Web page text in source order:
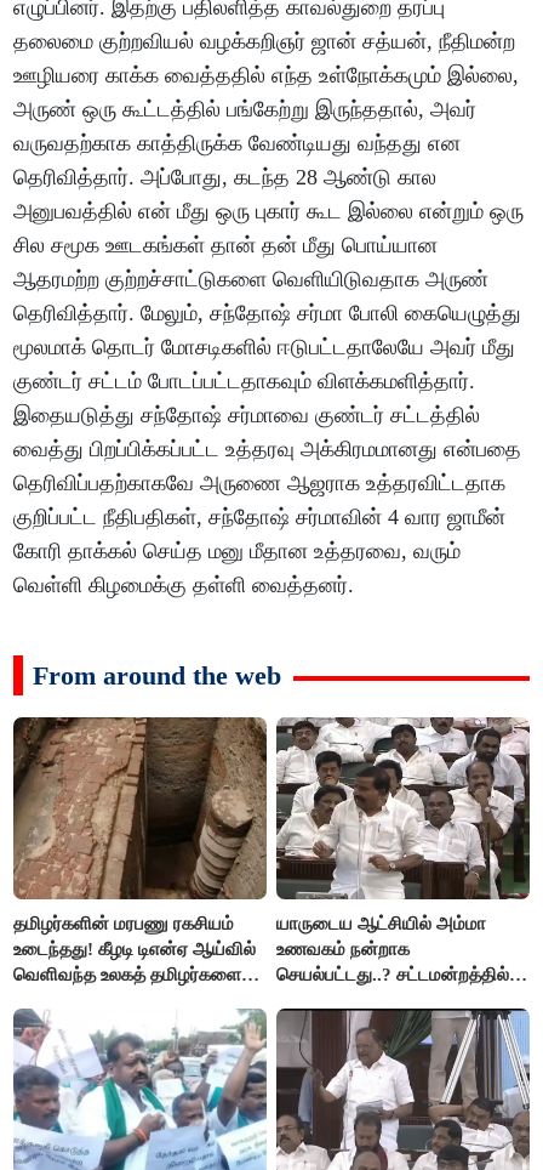
எழுப்பினர். இதற்கு பதிலளித்த காவல்துறை தரப்பு
தலைமை குற்றவியல் வழக்கறிஞர் ஜான் சத்யன், நீதிமன்ற
ஊழியரை காக்க வைத்ததில் எந்த உள்நோக்கமும் இல்லை,
அருண் ஒரு கூட்டத்தில் பங்கேற்று இருந்ததால், அவர்
வருவதற்காக காத்திருக்க வேண்டியது வந்தது என
தெரிவித்தார். அப்போது, கடந்த 28 ஆண்டு கால
அனுபவத்தில் என் மீது ஒரு புகார் கூட இல்லை என்றும் ஒரு
சில சமூக ஊடகங்கள் தான் தன் மீது பொய்யான
ஆதரமற்ற குற்றச்சாட்டுகளை வெளியிடுவதாக அருண்
தெரிவித்தார். மேலும், சந்தோஷ் சர்மா போலி கையெழுத்து
மூலமாக் தொடர் மோசடிகளில் ஈடுபட்டதாலேயே அவர் மீது
குண்டர் சட்டம் போடப்பட்டதாகவும் விளக்கமளித்தார்.
இதையடுத்து சந்தோஷ் சர்மாவை குண்டர் சட்டத்தில்
வைத்து பிறப்பிக்கப்பட்ட உத்தரவு அக்கிரமமானது என்பதை
தெரிவிப்பதற்காகவே அருணை ஆஜராக உத்தரவிட்டதாக
குறிப்பட்ட நீதிபதிகள், சந்தோஷ் சர்மாவின் 4 வார ஜாமீன்
கோரி தாக்கல் செய்த மனு மீதான உத்தரவை, வரும்
வெள்ளி கிழமைக்கு தள்ளி வைத்தனர்.
From around the web
தமிழர்களின் மரபணு ரகசியம்
உடைந்தது! கீழடி டிஎன்ஏ ஆய்வில்
வெளிவந்த உலகத் தமிழர்களை
யாருடைய ஆட்சியில் அம்மா
உணவகம் நன்றாக
செயல்பட்டது..? சட்டமன்றத்தில்